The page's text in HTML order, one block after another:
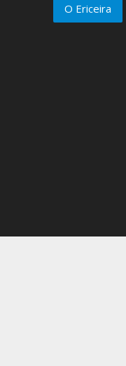
O Ericeira